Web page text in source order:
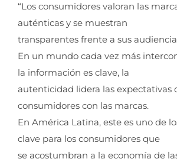
“Los consumidores valoran las
auténticas y se muestran
transparentes frente a sus
En un mundo cada vez más
la información es clave, la
autenticidad lidera las expectativas
consumidores con las marcas.
En América Latina, este es uno de
clave para los consumidores que
se acostumbran a la economía de